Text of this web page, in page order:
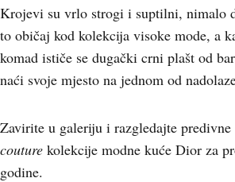
Krojevi su vrlo strogi i suptilni, nimalo
to običaj kod kolekcija visoke mode, a
komad ističe se dugački crni plašt od
naći svoje mjesto na jednom od
Zavirite u galeriju i razgledajte
couture kolekcije modne kuće Dior za
godine.